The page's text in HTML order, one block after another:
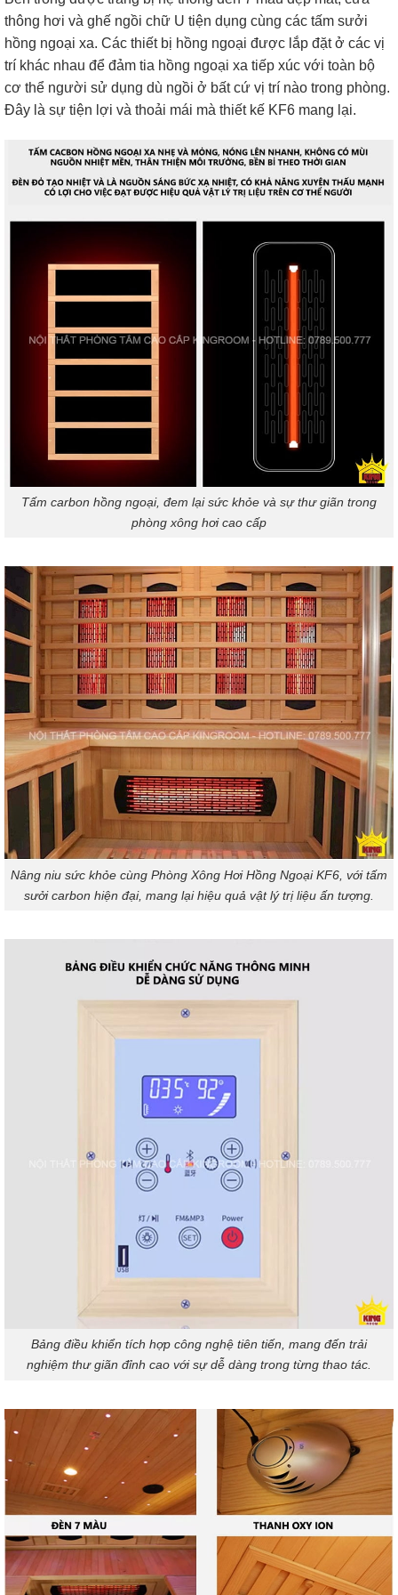
thông hơi và ghế ngồi chữ U tiện dụng cùng các tấm sưởi
hồng ngoại xa. Các thiết bị hồng ngoại được lắp đặt ở các vị
trí khác nhau để đảm tia hồng ngoại xa tiếp xúc với toàn bộ
cơ thể người sử dụng dù ngồi ở bất cứ vị trí nào trong phòng.
Đây là sự tiện lợi và thoải mái mà thiết kế KF6 mang lại.
Tấm carbon hồng ngoại, đem lại sức khỏe và sự thư giãn trong
phòng xông hơi cao cấp
Nâng niu sức khỏe cùng Phòng Xông Hơi Hồng Ngoại KF6, với tấm
sưởi carbon hiện đại, mang lại hiệu quả vật lý trị liệu ấn tượng.
Bảng điều khiển tích hợp công nghệ tiên tiến, mang đến trải
nghiệm thư giãn đỉnh cao với sự dễ dàng trong từng thao tác.